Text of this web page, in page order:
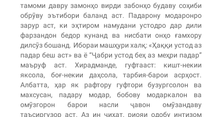
тамоми давру замонҳо вирди забонҳо будаву соҳиби
обрӯву эътибори баланд аст. Падарону модаронро
зарур аст, ки эҳтиром намудани устодро дар дили
фарзандон бедор кунанд ва нисбати онҳо ғамхору
дилсӯз бошанд. Ибораи машҳури халқ: «Ҳаққи устод аз
падар беш аст» ва ё “Ҷабри устод беҳ аз меҳри падар”
маъруф аст. Хирадманде, гуфтааст: кишт-некии
яксола, боғ-некии даҳсола, тарбия-барои асрҳост.
Албатта, ҳар як рафтору гуфтори бузургсолон ва
махсусан, падару модар, бобову модаркалон ва
омӯзгорон барои насли ҷавон омӯзандаву
таъсиргузор аст. Аз ин ҷиҳат, риояи одобу интизом